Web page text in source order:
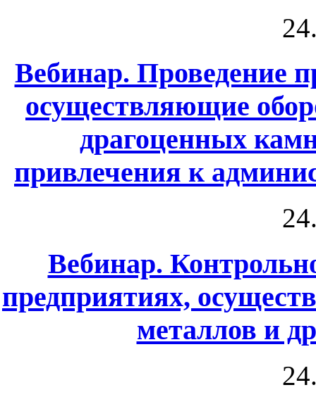
Вебинар. Проведение
осуществляющие
драгоценных
привлечения к
Вебинар.
предприятиях,
металлов и